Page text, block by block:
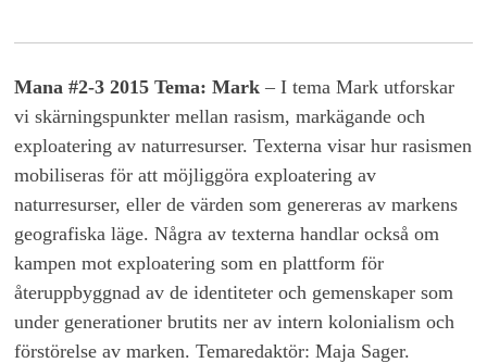
Mana #2-3 2015 Tema: Mark – I tema Mark utforskar
vi skärningspunkter mellan rasism, markägande och
exploatering av naturresurser. Texterna visar hur rasismen
mobiliseras för att möjliggöra exploatering av
naturresurser, eller de värden som genereras av markens
geografiska läge. Några av texterna handlar också om
kampen mot exploatering som en plattform för
återuppbyggnad av de identiteter och gemenskaper som
under generationer brutits ner av intern kolonialism och
förstörelse av marken. Temaredaktör: Maja Sager.